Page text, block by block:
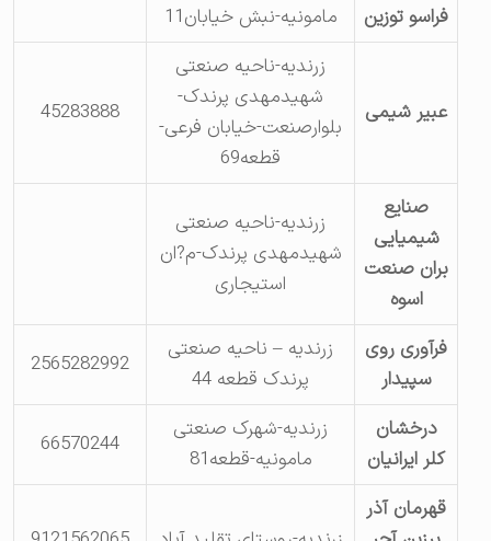
فراسو توزین
مامونیه-نبش خیابان11
عبیر شیمی
زرندیه-ناحیه صنعتی
شهیدمهدی پرندک-
بلوارصنعت-خیابان فرعی-
قطعه69
45283888
صنایع
شیمیایی
بران صنعت
اسوه
زرندیه-ناحیه صنعتی
شهیدمهدی پرندک-م?ان
استیجاری
فرآوری روی
سپیدار
زرندیه – ناحیه صنعتی
پرندک قطعه 44
2565282992
درخشان
کلر ایرانیان
زرندیه-شهرک صنعتی
مامونیه-قطعه81
66570244
قهرمان آذر